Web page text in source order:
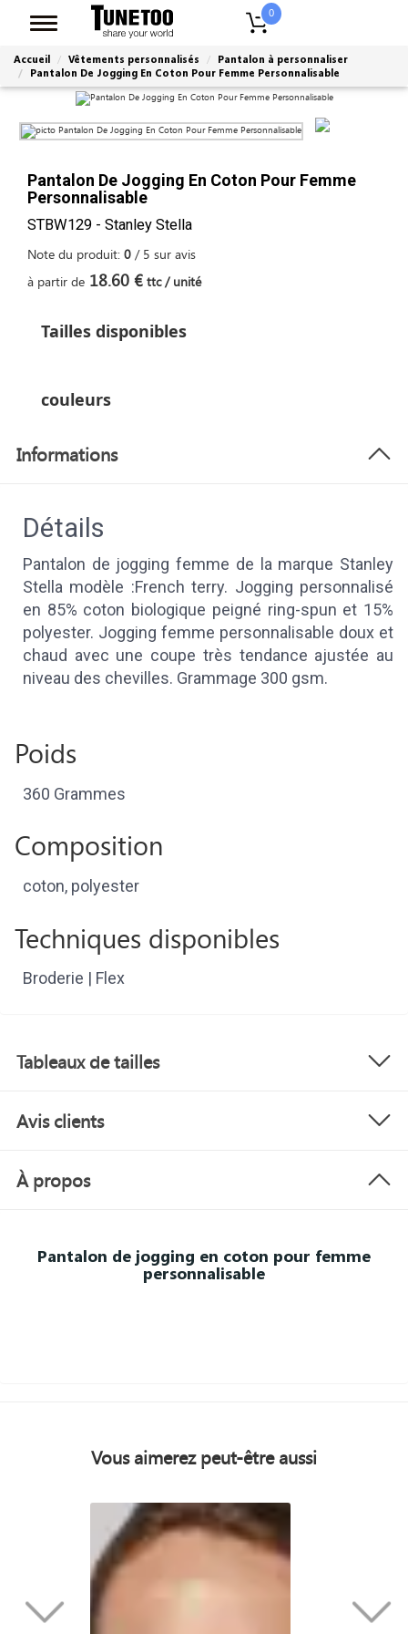
0
Accueil Vêtements personnalisés
Pantalon à personnaliser
Pantalon De Jogging En Coton Pour Femme Personnalisable
Pantalon De Jogging En Coton Pour Femme
Personnalisable
STBW129 - Stanley Stella
Note du produit: 0 / 5 sur avis
à partir de 18.60 € ttc / unité
Tailles disponibles
couleurs
Informations
Détails
Pantalon de jogging femme de la marque Stanley
Stella modèle :French terry. Jogging personnalisé
en 85% coton biologique peigné ring-spun et 15%
polyester. Jogging femme personnalisable doux et
chaud avec une coupe très tendance ajustée au
niveau des chevilles. Grammage 300 gsm.
Poids
360 Grammes
Composition
coton, polyester
Techniques disponibles
Broderie | Flex
Tableaux de tailles
Avis clients
À propos
Pantalon de jogging en coton pour femme
personnalisable
Vous aimerez peut-être aussi